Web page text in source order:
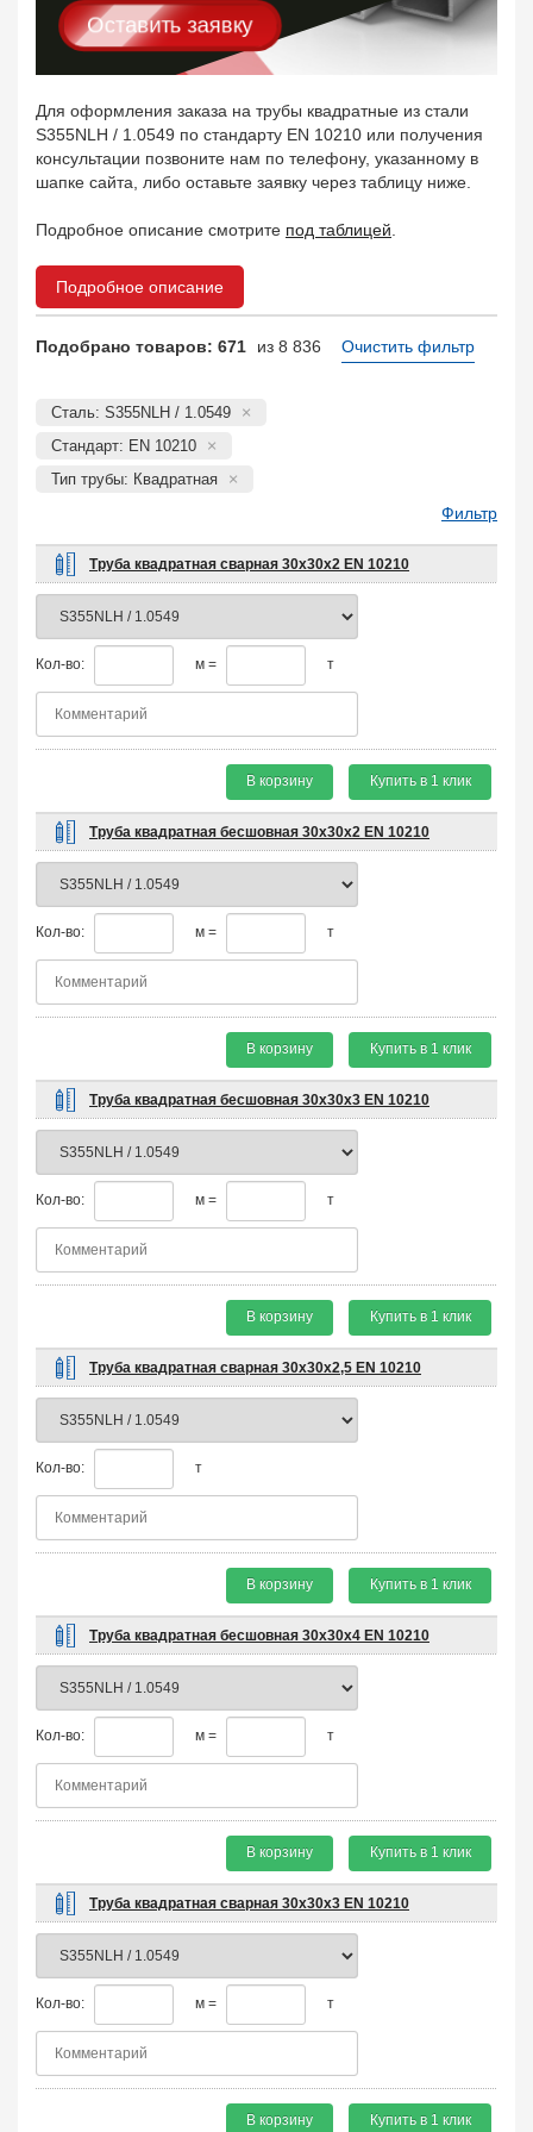
Оставить заявку
Для оформления заказа на трубы квадратные из стали
S355NLH / 1.0549 по стандарту EN 10210 или получения
консультации позвоните нам по телефону, указанному в
шапке сайта, либо оставьте заявку через таблицу ниже.
Подробное описание смотрите под таблицей
Подробное описание
Подобрано товаров: 671 из 8 836 Очистить фильтр
Сталь: S355NLH / 1.0549
Стандарт: EN 10210
Тип трубы: Квадратная
Фильтр
Труба квадратная сварная 30х30х2 EN 10210
Кол-во: м = т
В корзину Купить в 1 клик
Труба квадратная бесшовная 30х30х2 EN 10210
Кол-во: м = т
В корзину Купить в 1 клик
Труба квадратная бесшовная 30х30х3 EN 10210
Кол-во: м = т
В корзину Купить в 1 клик
Труба квадратная сварная 30х30х2,5 EN 10210
Кол-во: т
В корзину Купить в 1 клик
Труба квадратная бесшовная 30х30х4 EN 10210
Кол-во: м = т
В корзину Купить в 1 клик
Труба квадратная сварная 30х30х3 EN 10210
Кол-во: м = т
В корзину Купить в 1 клик